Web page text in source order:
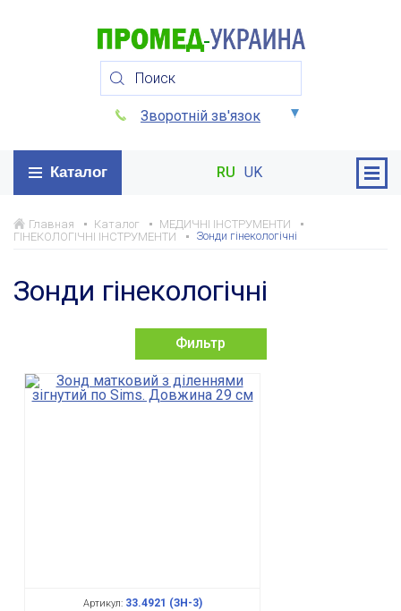
Зворотній зв'язок
Каталог RU UK
Главная Каталог
МЕДИЧНІ ІНСТРУМЕНТИ
ГІНЕКОЛОГІЧНІ ІНСТРУМЕНТИ
Зонди гінекологічні
Зонди гінекологічні
Фильтр
Артикул:33.4921 (ЗН-3)